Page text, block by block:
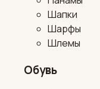
Шапки
Шарфы
Шлемы
Обувь